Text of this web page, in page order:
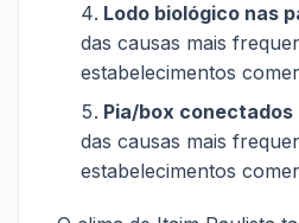
Lodo biológico nas
das causas mais
estabelecimentos
Pia/box conectados
das causas mais
estabelecimentos